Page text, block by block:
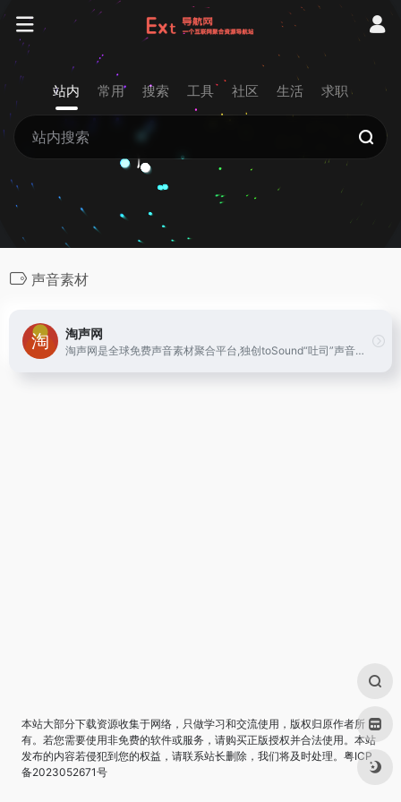
站内 常用 搜索 工具 社区 生活 求职
声音素材
淘声网
淘声网是全球免费声音素材聚合平台,独创toSound“吐司”声音搜索引擎,搭配AudioDown智能下载方案,游戏音效,影视配乐,实地录音,节奏音源,音乐样本,海量音频素材一键获取,免费个人/商业使用许可授权。
本站大部分下载资源收集于网络，只做学习和交流使用，版权归原作者所
有。若您需要使用非免费的软件或服务，请购买正版授权并合法使用。本站
发布的内容若侵犯到您的权益，请联系站长删除，我们将及时处理。 粤ICP
备2023052671号